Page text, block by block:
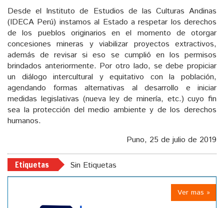
Desde el Instituto de Estudios de las Culturas Andinas
(IDECA Perú) instamos al Estado a respetar los derechos
de los pueblos originarios en el momento de otorgar
concesiones mineras y viabilizar proyectos extractivos,
además de revisar si eso se cumplió en los permisos
brindados anteriormente. Por otro lado, se debe propiciar
un diálogo intercultural y equitativo con la población,
agendando formas alternativas al desarrollo e iniciar
medidas legislativas (nueva ley de minería, etc.) cuyo fin
sea la protección del medio ambiente y de los derechos
humanos.
Puno, 25 de julio de 2019
Etiquetas Sin Etiquetas
Ver mas »